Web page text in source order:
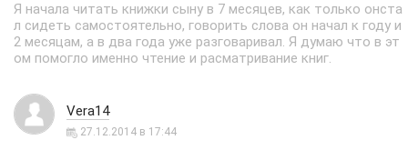
Я начала читать книжки сыну в 7 месяцев, как только онста
л сидеть самостоятельно, говорить слова он начал к году и
2 месяцам, а в два года уже разговаривал. Я думаю что в эт
ом помогло именно чтение и расматривание книг.
Vera14
27.12.2014 в 17:44